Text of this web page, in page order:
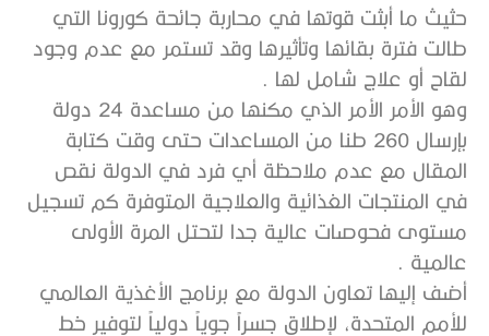
حثيث ما أبثت قوتها في محاربة جائحة كورونا التي
طالت فترة بقائها وتأثيرها وقد تستمر مع عدم وجود
لقاح أو علاج شامل لها .
وهو الأمر الأمر الذي مكنها من مساعدة 24 دولة
بإرسال 260 طنا من المساعدات حتى وقت كتابة
المقال مع عدم ملاحظة أي فرد في الدولة نقص
في المنتجات الغذائية والعلاجية المتوفرة كم تسجيل
مستوى فحوصات عالية جدا لتحتل المرة الأولى
عالمية .
أضف إليها تعاون الدولة مع برنامج الأغذية العالمي
للأمم المتحدة، لإطلاق جسراً جوياً دولياً لتوفير خط